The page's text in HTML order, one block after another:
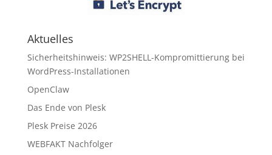
Aktuelles
Sicherheitshinweis: WP2SHELL-Kompromittierung bei
WordPress-Installationen
OpenClaw
Das Ende von Plesk
Plesk Preise 2026
WEBFAKT Nachfolger